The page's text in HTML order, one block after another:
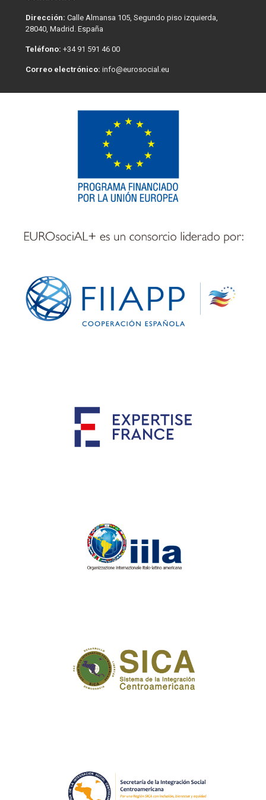
Dirección: Calle Almansa 105, Segundo piso izquierda,
28040, Madrid. España
Teléfono: +34 91 591 46 00
Correo electrónico: info@eurosocial.eu